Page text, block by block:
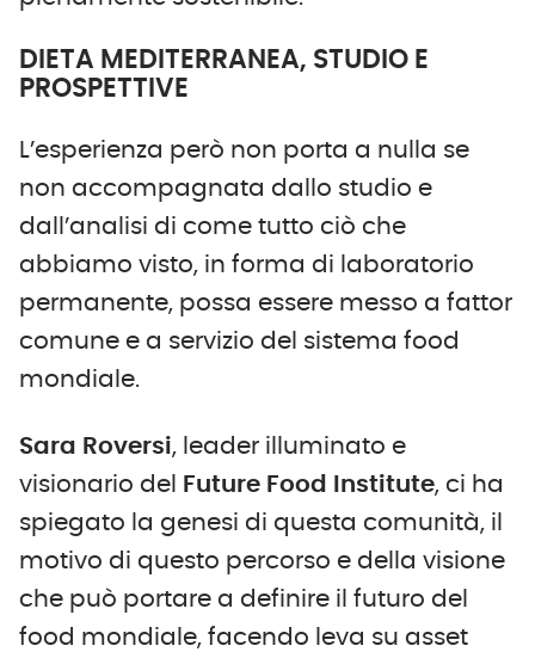
DIETA MEDITERRANEA, STUDIO E
PROSPETTIVE
L’esperienza però non porta a nulla se
non accompagnata dallo studio e
dall’analisi di come tutto ciò che
abbiamo visto, in forma di laboratorio
permanente, possa essere messo a fattor
comune e a servizio del sistema food
mondiale.
Sara Roversi, leader illuminato e
visionario del
Future Food Institute, ci ha
spiegato la genesi di questa comunità, il
motivo di questo percorso e della visione
che può portare a definire il futuro del
food mondiale, facendo leva su asset